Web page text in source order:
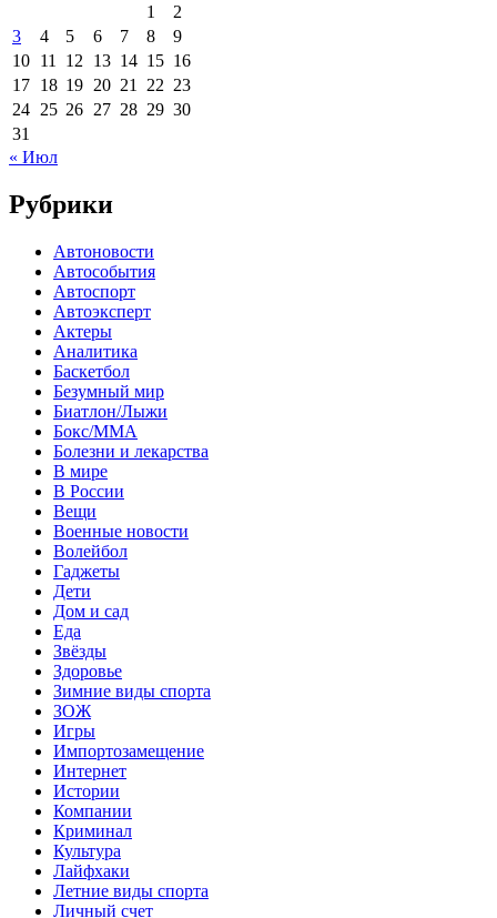
1
2
3
4 5 6 7 8
9
10 11 12 13 14 15 16
17 18 19 20 21 22 23
24 25 26 27 28 29 30
31
« Июл
Рубрики
Автоновости
Автособытия
Автоспорт
Автоэксперт
Актеры
Аналитика
Баскетбол
Безумный мир
Биатлон/Лыжи
Бокс/MMA
Болезни и лекарства
В мире
В России
Вещи
Военные новости
Волейбол
Гаджеты
Дети
Дом и сад
Еда
Звёзды
Здоровье
Зимние виды спорта
ЗОЖ
Игры
Импортозамещение
Интернет
Истории
Компании
Криминал
Культура
Лайфхаки
Летние виды спорта
Личный счет